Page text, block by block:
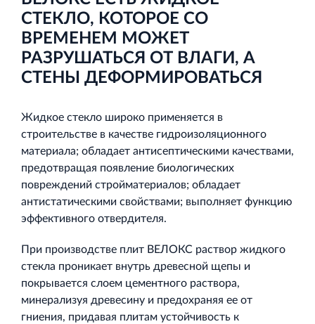
СТЕКЛО, КОТОРОЕ СО
ВРЕМЕНЕМ МОЖЕТ
РАЗРУШАТЬСЯ ОТ ВЛАГИ, А
СТЕНЫ ДЕФОРМИРОВАТЬСЯ
Жидкое стекло широко применяется в
строительстве в качестве гидроизоляционного
материала; обладает антисептическими качествами,
предотвращая появление биологических
повреждений стройматериалов; обладает
антистатическими свойствами; выполняет функцию
эффективного отвердителя.
При производстве плит ВЕЛОКС раствор жидкого
стекла проникает внутрь древесной щепы и
покрывается слоем цементного раствора,
минерализуя древесину и предохраняя ее от
гниения, придавая плитам устойчивость к